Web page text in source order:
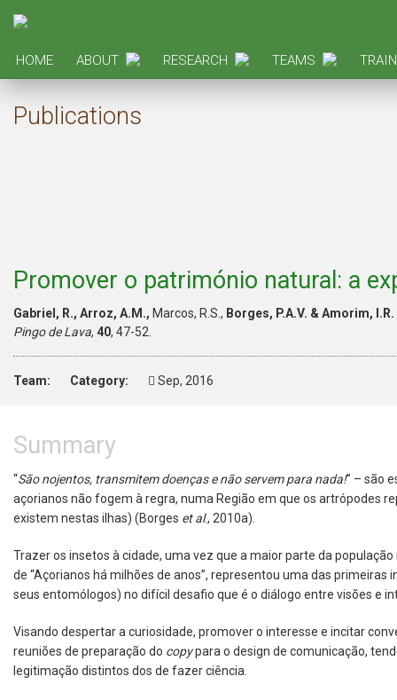
HOME ABOUT RESEARCH TEAMS
Publications
Promover o património natural: a
Gabriel, R., Arroz, A.M., Marcos, R.S., Borges, P.A.V. & Amorim, I.R.
Pingo de Lava, 40, 47-52.
Team: Category: Sep, 2016
Summary
“São nojentos, transmitem doenças e não servem para nada!” – são
açorianos não fogem à regra, numa Região em que os artrópodes
existem nestas ilhas) (Borges et al., 2010a).
Trazer os insetos à cidade, uma vez que a maior parte da
de “Açorianos há milhões de anos”, representou uma das
seus entomólogos) no difícil desafio que é o diálogo entre visões e
Visando despertar a curiosidade, promover o interesse e incitar
reuniões de preparação do copypara o design de comunicação,
legitimação distintos dos de fazer ciência.